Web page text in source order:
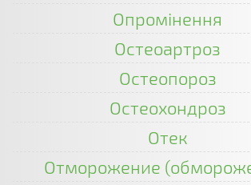
Опромінення
Остеоартроз
Остеопороз
Остеохондроз
Отек
Отморожение